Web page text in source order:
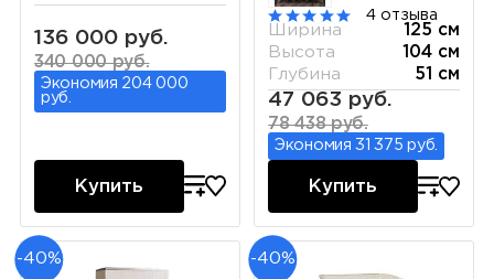
136 000 руб.
340 000 руб.
Экономия 204 000
руб.
Купить
4 отзыва
Ширина
125 см
Высота
104 см
Глубина
51 см
47 063 руб.
78 438 руб.
Экономия 31 375 руб.
Купить
-40% -40%